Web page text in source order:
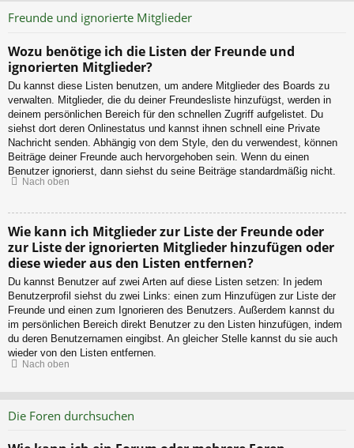
Freunde und ignorierte Mitglieder
Wozu benötige ich die Listen der Freunde und
ignorierten Mitglieder?
Du kannst diese Listen benutzen, um andere Mitglieder des Boards zu
verwalten. Mitglieder, die du deiner Freundesliste hinzufügst, werden in
deinem persönlichen Bereich für den schnellen Zugriff aufgelistet. Du
siehst dort deren Onlinestatus und kannst ihnen schnell eine Private
Nachricht senden. Abhängig von dem Style, den du verwendest, können
Beiträge deiner Freunde auch hervorgehoben sein. Wenn du einen
Benutzer ignorierst, dann siehst du seine Beiträge standardmäßig nicht.
Nach oben
Wie kann ich Mitglieder zur Liste der Freunde oder
zur Liste der ignorierten Mitglieder hinzufügen oder
diese wieder aus den Listen entfernen?
Du kannst Benutzer auf zwei Arten auf diese Listen setzen: In jedem
Benutzerprofil siehst du zwei Links: einen zum Hinzufügen zur Liste der
Freunde und einen zum Ignorieren des Benutzers. Außerdem kannst du
im persönlichen Bereich direkt Benutzer zu den Listen hinzufügen, indem
du deren Benutzernamen eingibst. An gleicher Stelle kannst du sie auch
wieder von den Listen entfernen.
Nach oben
Die Foren durchsuchen